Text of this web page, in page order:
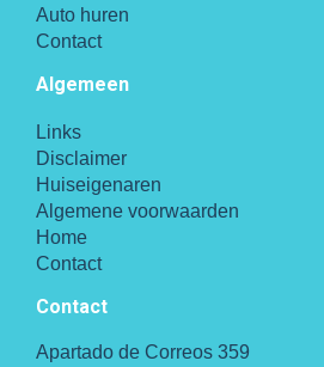
Auto huren
Contact
Algemeen
Links
Disclaimer
Huiseigenaren
Algemene voorwaarden
Home
Contact
Contact
Apartado de Correos 359